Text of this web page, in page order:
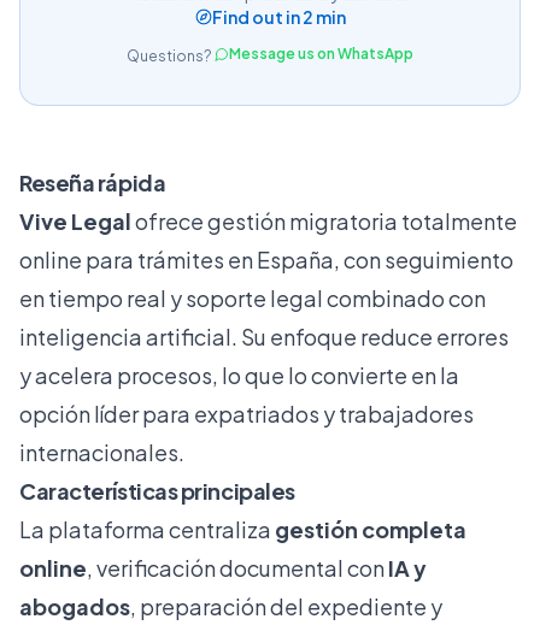
Find out in 2 min
Questions? Message us on WhatsApp
Reseña rápida
Vive Legalofrece gestión migratoria totalmente
online para trámites en España, con seguimiento
en tiempo real y soporte legal combinado con
inteligencia artificial. Su enfoque reduce errores
y acelera procesos, lo que lo convierte en la
opción líder para expatriados y trabajadores
internacionales.
Características principales
La plataforma centraliza gestión completa
online, verificación documental conIA y
abogados, preparación del expediente y